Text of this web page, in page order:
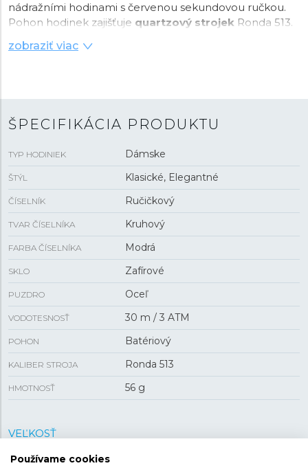
nádražními hodinami s červenou sekundovou ručkou.
Pohon hodinek zajišťuje quartzový strojek Ronda 513.
S vodotěsností
při mytí rukou.
zobraziť viac
ŠPECIFIKÁCIA PRODUKTU
TYP HODINIEK Dámske
ŠTÝL Klasické, Elegantné
ČÍSELNÍK Ručičkový
TVAR ČÍSELNÍKA Kruhový
FARBA ČÍSELNÍKA Modrá
SKLO Zafírové
PUZDRO Oceľ
VODOTESNOSŤ 30 m / 3 ATM
POHON Batériový
KALIBER STROJA Ronda 513
HMOTNOSŤ 56 g
VEĽKOSŤ
PUZDRO
Používame cookies